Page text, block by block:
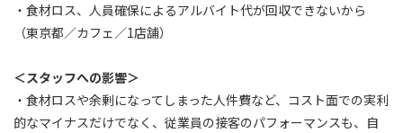
・食材ロス、人員確保によるアルバイト代が回収できないから
（東京都／カフェ／1店舗）
＜スタッフへの影響＞
・食材ロスや余剰になってしまった人件費など、コスト面での実利
的なマイナスだけでなく、従業員の接客のパフォーマンスも、自